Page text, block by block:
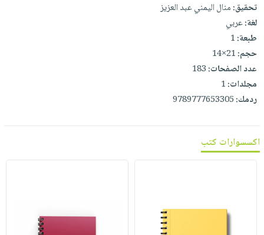
خدمات
نيل
وفرات
انشر
كتابك
تواصل
الإصدارات
تحقيق:منال اليمني عبد العزيز
لغة:عربي
طبعة:1
حجم:21×14
عدد الصفحات:183
مجلدات:1
ردمك:9789777653305
اكسسوارات كتب